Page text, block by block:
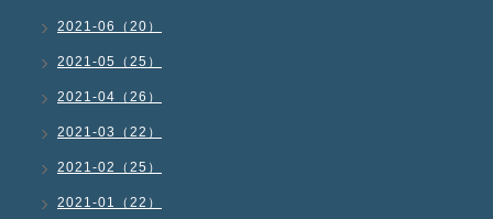
2021-06（20）
2021-05（25）
2021-04（26）
2021-03（22）
2021-02（25）
2021-01（22）